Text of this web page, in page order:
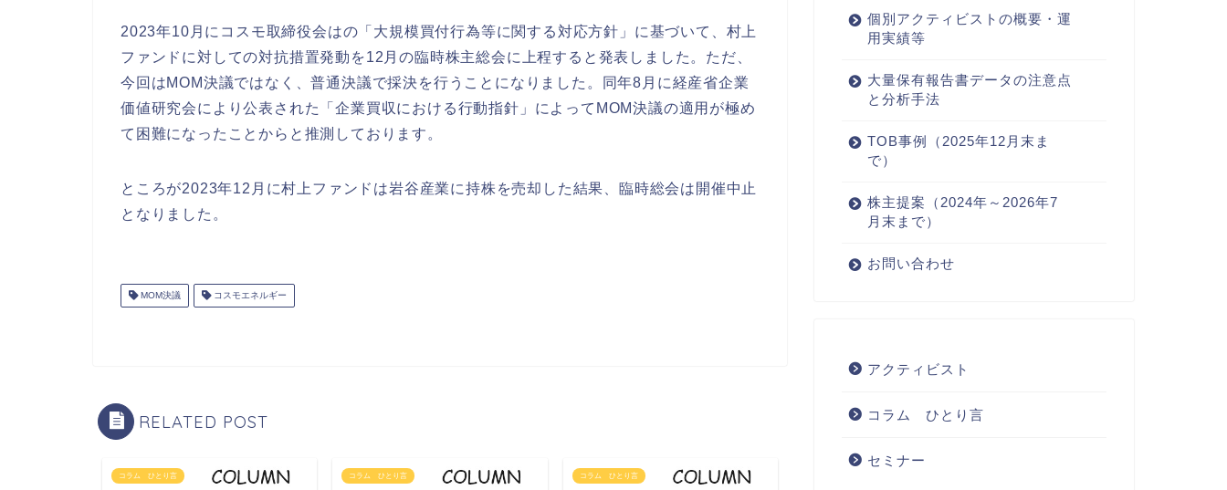
2023年10月にコスモ取締役会はの「大規模買付行為等に関する対応方針」に基づいて、村上
ファンドに対しての対抗措置発動を12月の臨時株主総会に上程すると発表しました。ただ、
今回はMOM決議ではなく、普通決議で採決を行うことになりました。同年8月に経産省企業
価値研究会により公表された「企業買収における行動指針」によってMOM決議の適用が極め
て困難になったことからと推測しております。
ところが2023年12月に村上ファンドは岩谷産業に持株を売却した結果、臨時総会は開催中止
となりました。
MOM決議 コスモエネルギー
RELATED POST
コラム ひとり言 コラム ひとり言 コラム ひとり言
個別アクティビストの概要・運
用実績等
大量保有報告書データの注意点
と分析手法
TOB事例（2025年12月末ま
で）
株主提案（2024年～2026年7
月末まで）
お問い合わせ
アクティビスト
コラム ひとり言
セミナー